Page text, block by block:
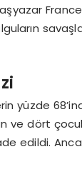
yüzde
ve dört
edildi.